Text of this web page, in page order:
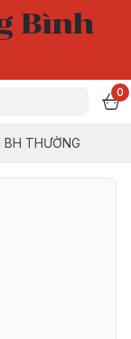
Bình
0
BH THƯỜNG